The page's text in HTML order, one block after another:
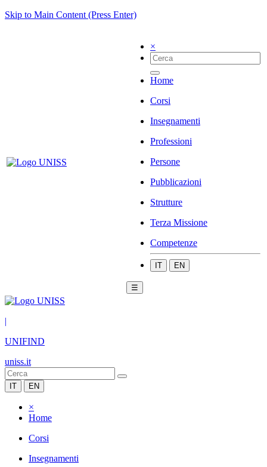
Skip to Main Content (Press Enter)
×
Home
Corsi
Insegnamenti
Professioni
Persone
Pubblicazioni
Strutture
Terza Missione
Competenze
IT EN
☰
|
UNIFIND
uniss.it
IT EN
×
Home
Corsi
Insegnamenti